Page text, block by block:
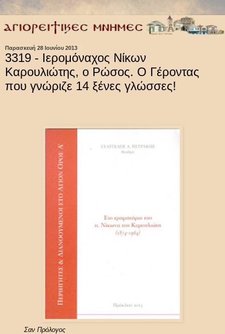
Παρασκευή 28 Ιουνίου 2013
3319 - Ιερομόναχος Νίκων
Καρουλιώτης, ο Ρώσος. Ο Γέροντας
που γνώριζε 14 ξένες γλώσσες!
Σαν Πρόλογος